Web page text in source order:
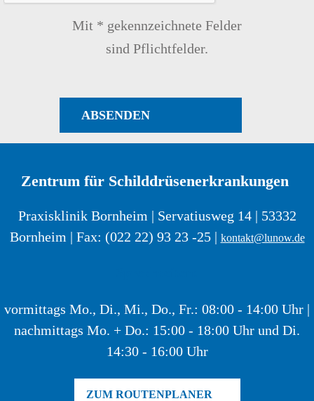
Mit * gekennzeichnete Felder
sind Pflichtfelder.
ABSENDEN
Zentrum für Schilddrüsenerkrankungen
Praxisklinik Bornheim | Servatiusweg 14 | 53332
Bornheim | Fax: (022 22) 93 23 -25 | kontakt@lunow.de
vormittags Mo., Di., Mi., Do., Fr.: 08:00 - 14:00 Uhr |
nachmittags Mo. + Do.: 15:00 - 18:00 Uhr und Di.
14:30 - 16:00 Uhr
ZUM ROUTENPLANER